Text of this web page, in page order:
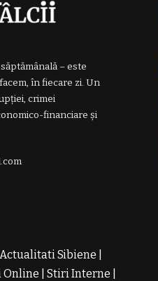
– este
în fiecare zi. Un
crimei
financiare și
Actualitati Sibiene
Online Stiri Interne